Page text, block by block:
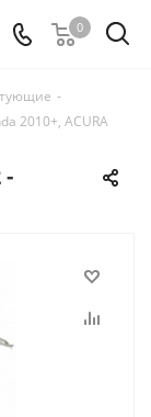
0
-
2010+, ACURA
-